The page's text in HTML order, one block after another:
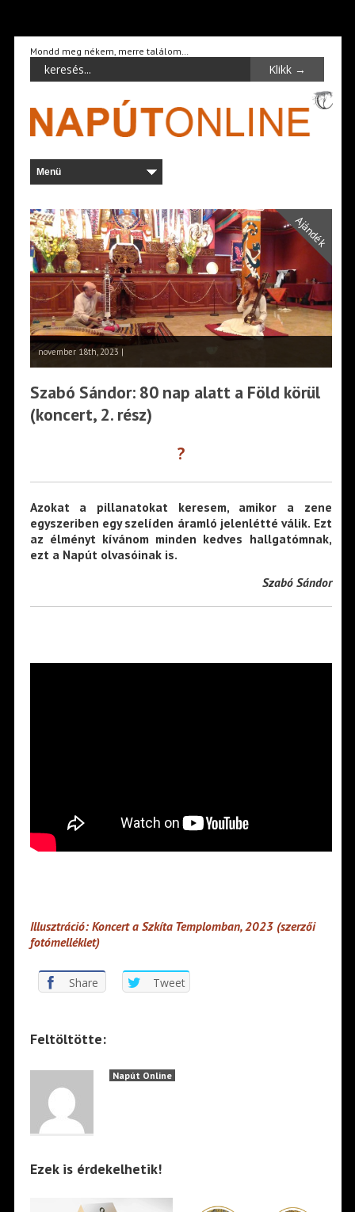
Mondd meg nékem, merre találom…
Ajándék
november 18th, 2023 |
Szabó Sándor: 80 nap alatt a Föld körül
(koncert, 2. rész)
?
Azokat a pillanatokat keresem, amikor a zene
egyszeriben egy szelíden áramló jelenlétté válik. Ezt
az élményt kívánom minden kedves hallgatómnak,
ezt a Napút olvasóinak is.
Szabó Sándor
Illusztráció: Koncert a Szkíta Templomban, 2023 (szerzői
fotómelléklet)
Share Tweet
Feltöltötte:
Napút Online
Ezek is érdekelhetik!